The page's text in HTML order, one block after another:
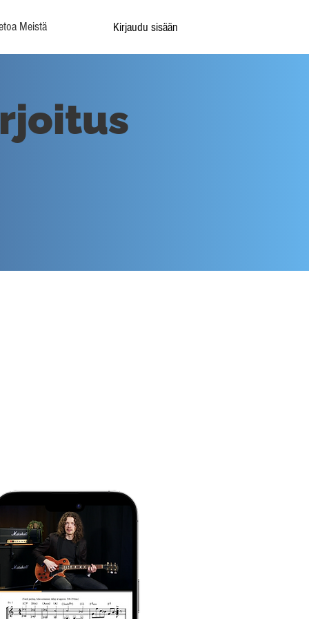
Meistä Kirjaudu sisään